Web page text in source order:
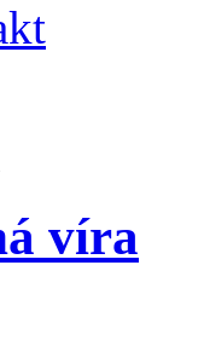
víra